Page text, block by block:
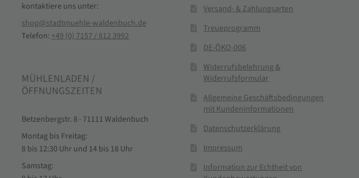
kontaktiere uns unter:
shop@stadtmuehle-waldenbuch.de
Telefon: +49 (0) 7157 / 812 3992
MÜHLENLADEN /
ÖFFNUNGSZEITEN
Betzenbergstr. 8 · 71111 Waldenbuch
Montag bis Freitag:
8 bis 12:30 Uhr und 14 bis 18 Uhr
Samstag:
Versand- & Zahlungsarten
Treueprogramm
DE-ÖKO-006
Widerrufsbelehrung &
Widerrufsformular
Allgemeine Geschäftsbedingungen
mit Kundeninformationen
Datenschutzerklärung
Impressum
Information zur Echtheit von